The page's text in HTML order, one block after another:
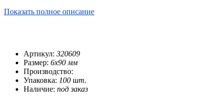
Показать полное описание
Артикул: 320609
Размер: 6х90 мм
Производство:
Упаковка: 100 шт.
Наличие: под заказ